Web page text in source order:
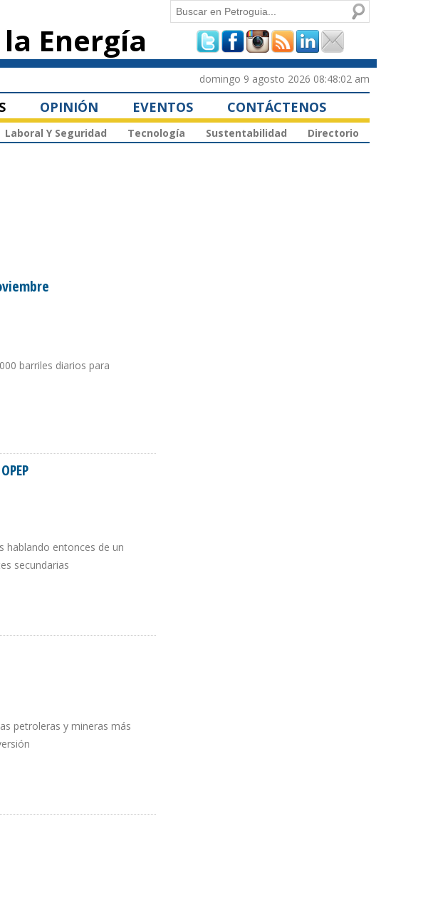
Energía
Formulario de
búsqueda
Buscar
domingo 9 agosto 2026 08:48:02 am
OPINIÓN EVENTOS CONTÁCTENOS
Laboral Y Seguridad Tecnología Sustentabilidad Directorio
barriles diarios para
hablando entonces de un
secundarias
petroleras y mineras más